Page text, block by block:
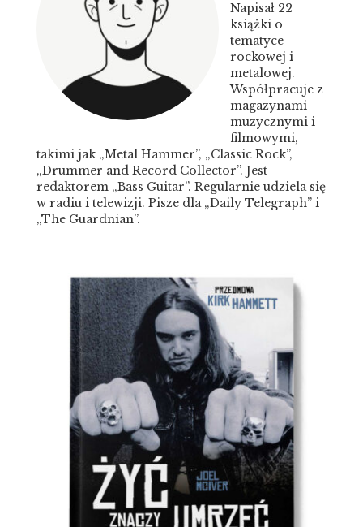
Napisał 22
książki o
tematyce
rockowej i
metalowej.
Współpracuje z
magazynami
muzycznymi i
filmowymi,
takimi jak „Metal Hammer”, „Classic Rock”,
„Drummer and Record Collector”. Jest
redaktorem „Bass Guitar”. Regularnie udziela się
w radiu i telewizji. Pisze dla „Daily Telegraph” i
„The Guardnian”.